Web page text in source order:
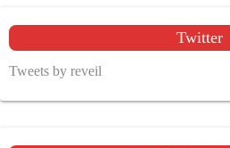
Twitter
Tweets by reveil